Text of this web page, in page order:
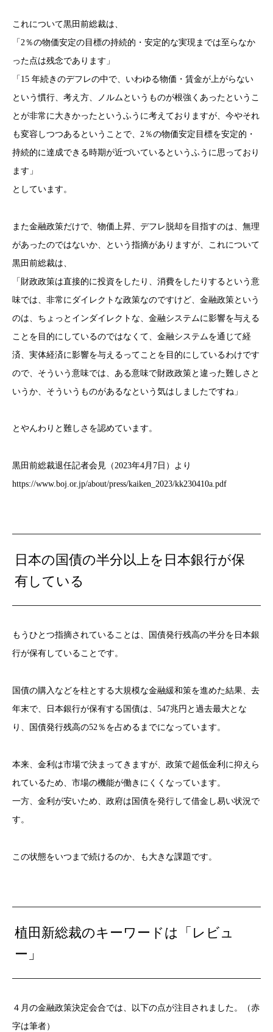
これについて黒田前総裁は、
「2％の物価安定の目標の持続的・安定的な実現までは至らなか
った点は残念であります」
「15 年続きのデフレの中で、いわゆる物価・賃金が上がらない
という慣行、考え方、ノルムというものが根強くあったというこ
とが非常に大きかったというふうに考えておりますが、今やそれ
も変容しつつあるということで、2％の物価安定目標を安定的・
持続的に達成できる時期が近づいているというふうに思っており
ます」
としています。
また金融政策だけで、物価上昇、デフレ脱却を目指すのは、無理
があったのではないか、という指摘がありますが、これについて
黒田前総裁は、
「財政政策は直接的に投資をしたり、消費をしたりするという意
味では、非常にダイレクトな政策なのですけど、金融政策という
のは、ちょっとインダイレクトな、金融システムに影響を与える
ことを目的にしているのではなくて、金融システムを通じて経
済、実体経済に影響を与えるってことを目的にしているわけです
ので、そういう意味では、ある意味で財政政策と違った難しさと
いうか、そういうものがあるなという気はしましたですね」
とやんわりと難しさを認めています。
黒田前総裁退任記者会見（2023年4月7日）より
https://www.boj.or.jp/about/press/kaiken_2023/kk230410a.pdf
日本の国債の半分以上を日本銀行が保
有している
もうひとつ指摘されていることは、国債発行残高の半分を日本銀
行が保有していることです。
国債の購入などを柱とする大規模な金融緩和策を進めた結果、去
年末で、日本銀行が保有する国債は、547兆円と過去最大とな
り、国債発行残高の52％を占めるまでになっています。
本来、金利は市場で決まってきますが、政策で超低金利に抑えら
れているため、市場の機能が働きにくくなっています。
一方、金利が安いため、政府は国債を発行して借金し易い状況で
す。
この状態をいつまで続けるのか、も大きな課題です。
植田新総裁のキーワードは「レビュ
ー」
４月の金融政策決定会合では、以下の点が注目されました。（赤
字は筆者）